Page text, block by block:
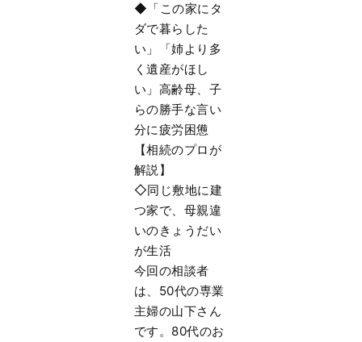
◆「この家にタ
ダで暮らした
い」「姉より多
く遺産がほし
い」高齢母、子
らの勝手な言い
分に疲労困憊
【相続のプロが
解説】
◇同じ敷地に建
つ家で、母親違
いのきょうだい
が生活
今回の相談者
は、50代の専業
主婦の山下さん
です。80代のお